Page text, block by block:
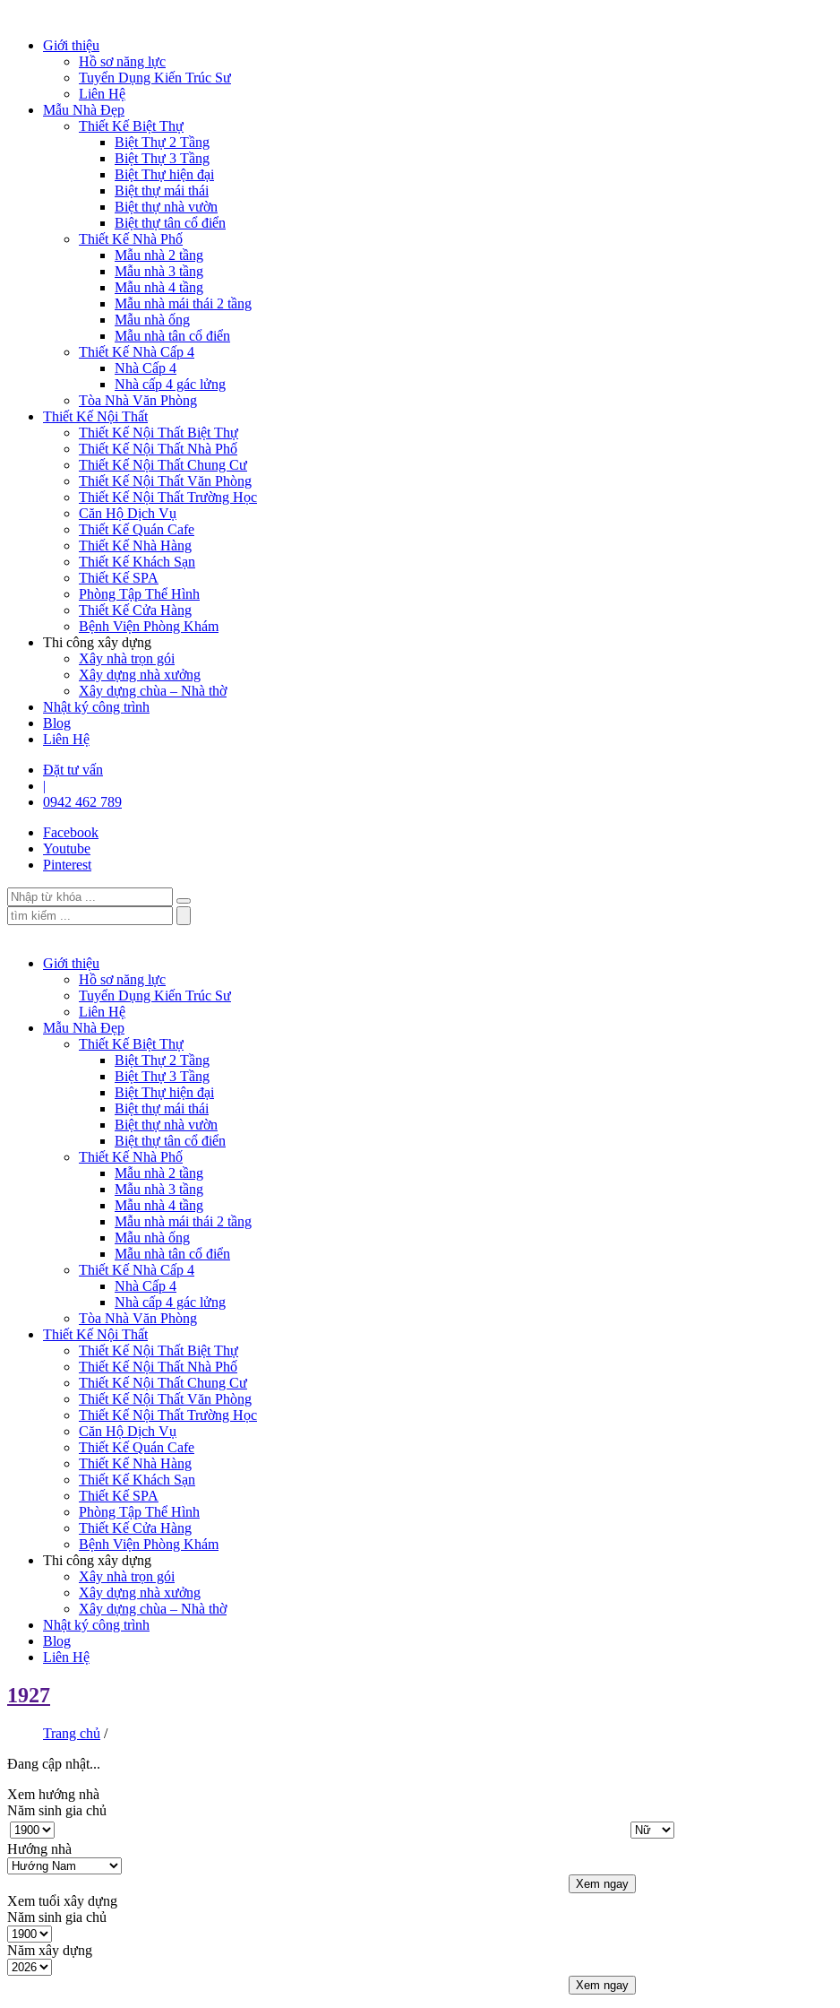
Giới thiệu
Hồ sơ năng lực
Tuyển Dụng Kiến Trúc Sư
Liên Hệ
Mẫu Nhà Đẹp
Thiết Kế Biệt Thự
Biệt Thự 2 Tầng
Biệt Thự 3 Tầng
Biệt Thự hiện đại
Biệt thự mái thái
Biệt thự nhà vườn
Biệt thự tân cổ điển
Thiết Kế Nhà Phố
Mẫu nhà 2 tầng
Mẫu nhà 3 tầng
Mẫu nhà 4 tầng
Mẫu nhà mái thái 2 tầng
Mẫu nhà ống
Mẫu nhà tân cổ điển
Thiết Kế Nhà Cấp 4
Nhà Cấp 4
Nhà cấp 4 gác lửng
Tòa Nhà Văn Phòng
Thiết Kế Nội Thất
Thiết Kế Nội Thất Biệt Thự
Thiết Kế Nội Thất Nhà Phố
Thiết Kế Nội Thất Chung Cư
Thiết Kế Nội Thất Văn Phòng
Thiết Kế Nội Thất Trường Học
Căn Hộ Dịch Vụ
Thiết Kế Quán Cafe
Thiết Kế Nhà Hàng
Thiết Kế Khách Sạn
Thiết Kế SPA
Phòng Tập Thể Hình
Thiết Kế Cửa Hàng
Bệnh Viện Phòng Khám
Thi công xây dựng
Xây nhà trọn gói
Xây dựng nhà xưởng
Xây dựng chùa – Nhà thờ
Nhật ký công trình
Blog
Liên Hệ
Đặt tư vấn
|
0942 462 789
Facebook
Youtube
Pinterest
Giới thiệu
Hồ sơ năng lực
Tuyển Dụng Kiến Trúc Sư
Liên Hệ
Mẫu Nhà Đẹp
Thiết Kế Biệt Thự
Biệt Thự 2 Tầng
Biệt Thự 3 Tầng
Biệt Thự hiện đại
Biệt thự mái thái
Biệt thự nhà vườn
Biệt thự tân cổ điển
Thiết Kế Nhà Phố
Mẫu nhà 2 tầng
Mẫu nhà 3 tầng
Mẫu nhà 4 tầng
Mẫu nhà mái thái 2 tầng
Mẫu nhà ống
Mẫu nhà tân cổ điển
Thiết Kế Nhà Cấp 4
Nhà Cấp 4
Nhà cấp 4 gác lửng
Tòa Nhà Văn Phòng
Thiết Kế Nội Thất
Thiết Kế Nội Thất Biệt Thự
Thiết Kế Nội Thất Nhà Phố
Thiết Kế Nội Thất Chung Cư
Thiết Kế Nội Thất Văn Phòng
Thiết Kế Nội Thất Trường Học
Căn Hộ Dịch Vụ
Thiết Kế Quán Cafe
Thiết Kế Nhà Hàng
Thiết Kế Khách Sạn
Thiết Kế SPA
Phòng Tập Thể Hình
Thiết Kế Cửa Hàng
Bệnh Viện Phòng Khám
Thi công xây dựng
Xây nhà trọn gói
Xây dựng nhà xưởng
Xây dựng chùa – Nhà thờ
Nhật ký công trình
Blog
Liên Hệ
1927
Trang chủ /
Đang cập nhật...
Xem hướng nhà
Năm sinh gia chủ
Hướng nhà
Xem ngay
Xem tuổi xây dựng
Năm sinh gia chủ
Năm xây dựng
Xem ngay